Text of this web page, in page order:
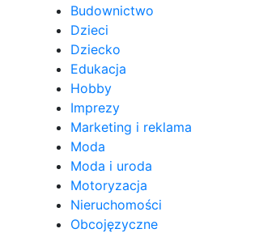
Budownictwo
Dzieci
Dziecko
Edukacja
Hobby
Imprezy
Marketing i reklama
Moda
Moda i uroda
Motoryzacja
Nieruchomości
Obcojęzyczne